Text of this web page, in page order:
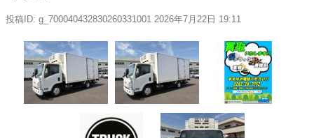
投稿ID: g_700040432830260331001 2026年7月22日 19:11